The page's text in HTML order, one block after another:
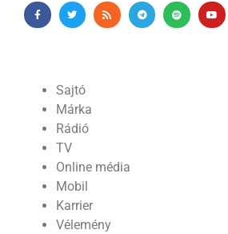
Sajtó
Márka
Rádió
TV
Online média
Mobil
Karrier
Vélemény